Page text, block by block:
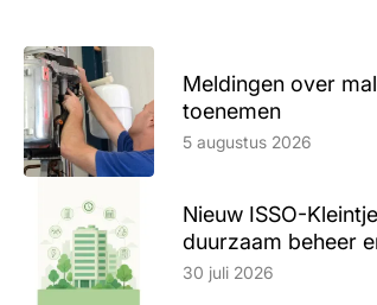
Meldingen over
toenemen
Lees artikel
5 augustus 2026
Nieuw ISSO-
duurzaam beheer
Lees artikel
30 juli 2026